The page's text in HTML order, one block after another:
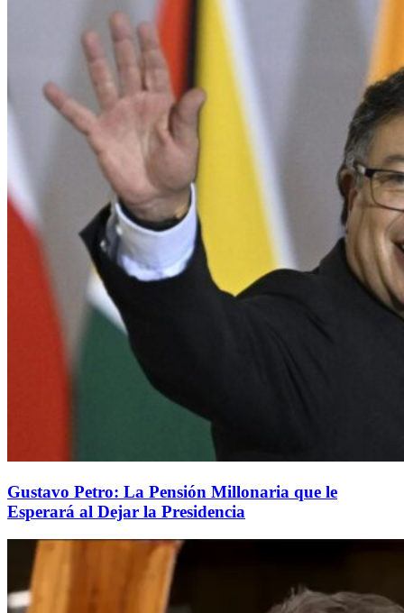
Gustavo Petro: La Pensión Millonaria que le
Esperará al Dejar la Presidencia